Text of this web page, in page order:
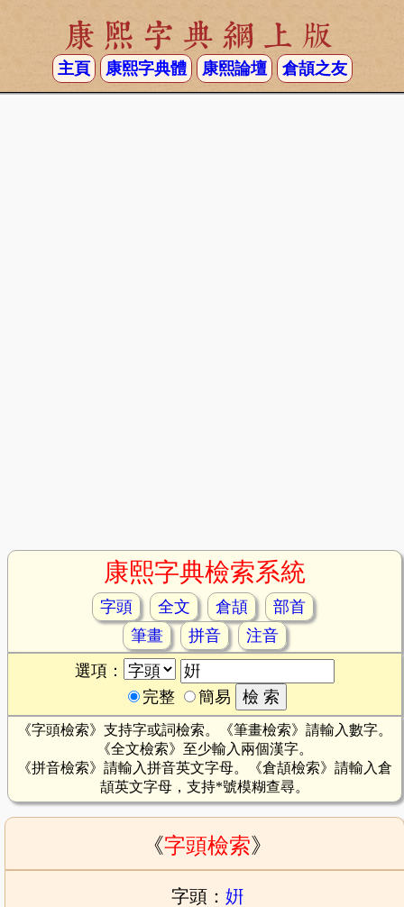
康熙字典網上版
主頁 康熙字典體 康熙論壇 倉頡之友
康熙字典檢索系統
字頭 全文 倉頡
部首
筆畫
拼音
注音
選項：
完整
簡易
《字頭檢索》支持字或詞檢索。《筆畫檢索》請輸入數字。
《全文檢索》至少輸入兩個漢字。
《拼音檢索》請輸入拼音英文字母。《倉頡檢索》請輸入倉
頡英文字母，支持*號模糊查尋。
《字頭檢索》
字頭： 姸